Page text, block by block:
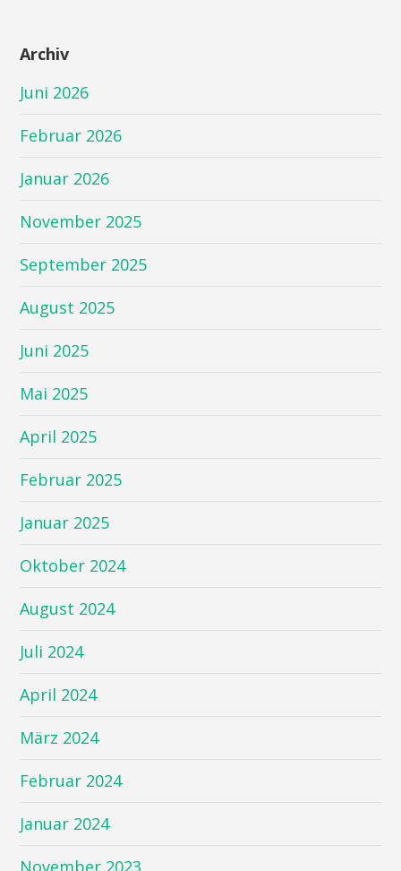
Archiv
Juni 2026
Februar 2026
Januar 2026
November 2025
September 2025
August 2025
Juni 2025
Mai 2025
April 2025
Februar 2025
Januar 2025
Oktober 2024
August 2024
Juli 2024
April 2024
März 2024
Februar 2024
Januar 2024
November 2023